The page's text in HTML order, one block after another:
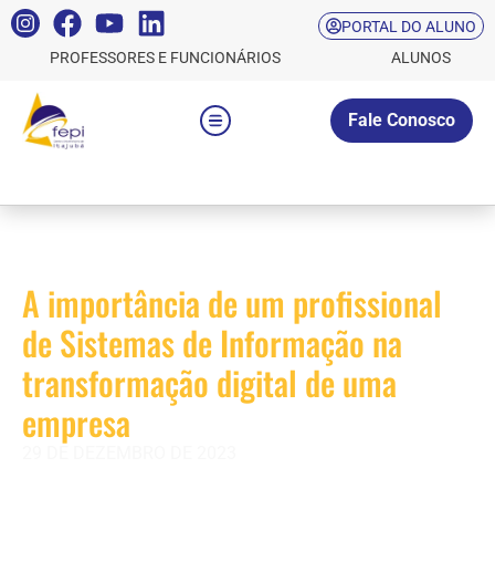
PORTAL DO ALUNO
PROFESSORES E FUNCIONÁRIOS
ALUNOS
Fale Conosco
A importância de um profissional
de Sistemas de Informação na
transformação digital de uma
empresa